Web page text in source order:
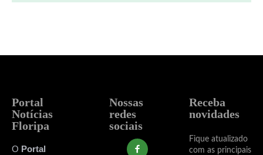
Portal
Notícias
Floripa
O Portal
Nossas
redes
sociais
Receba
novidades
Fique atualizado
com as principais